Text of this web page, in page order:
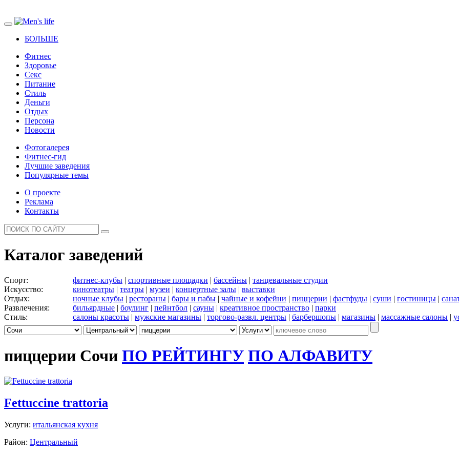
БОЛЬШЕ
Фитнес
Здоровье
Секс
Питание
Стиль
Деньги
Отдых
Персона
Новости
Фотогалерея
Фитнес-гид
Лучшие заведения
Популярные темы
О проекте
Реклама
Контакты
Каталог заведений
Спорт: фитнес-клубы | спортивные площадки | бассейны | танцевальные студии
Искусство:
кинотеатры | театры | музеи | концертные залы | выставки
Отдых:
ночные клубы | рестораны | бары и пабы | чайные и кофейни | пиццерии | фастфуды | суши | гостиницы |
Развлечения:
бильярдные | боулинг | пейнтбол | сауны | креативное пространство | парки
Стиль:
салоны красоты | мужские магазины | торгово-развл. центры | барбершопы | магазины | массажные салоны |
пиццерии Сочи ПО РЕЙТИНГУ ПО АЛФАВИТУ
Fettuccine trattoria
Услуги: итальянская кухня
Район: Центральный